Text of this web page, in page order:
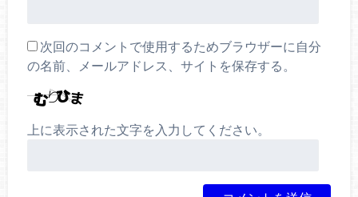
次回のコメントで使用するためブラウザーに自分
の名前、メールアドレス、サイトを保存する。
上に表示された文字を入力してください。